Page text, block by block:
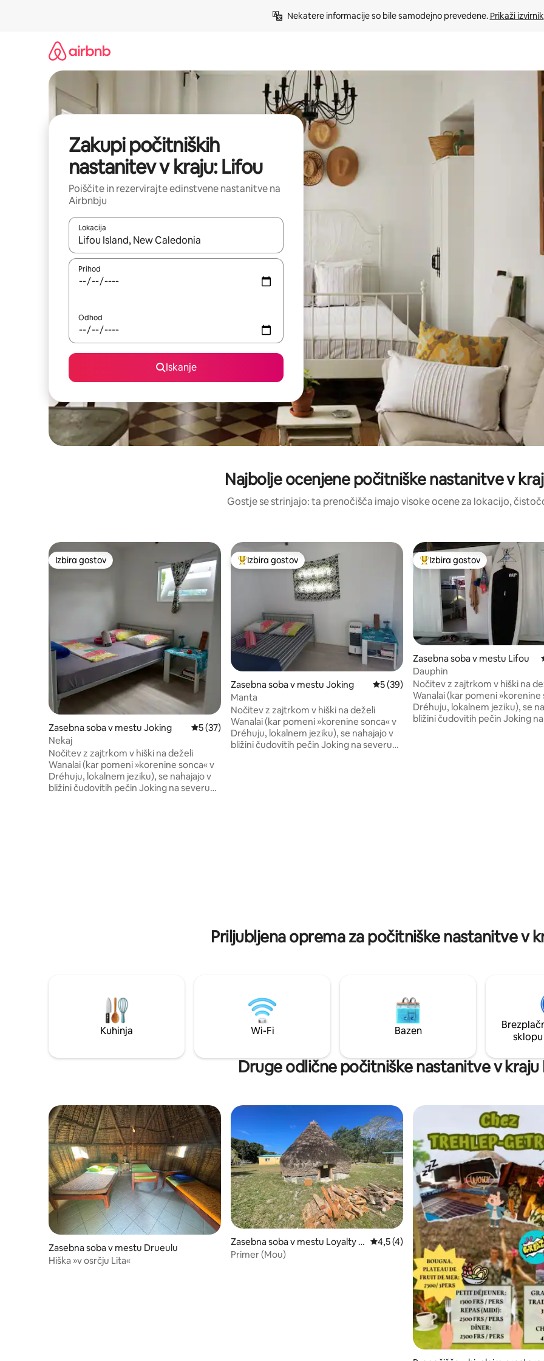
Nekatere informacije so bile samodejno prevedene. Prikaži izvirnik
Zakupi počitniških
nastanitev v kraju: Lifou
Poiščite in rezervirajte edinstvene nastanitve na
Airbnbju
Lokacija
Ko so rezultati na voljo, krmarite s puščičnima tipkama gor in dol ali pa raziskujte z dotikom ali podrsljajem.
Prihod
Odhod
Iskanje
Najbolje ocenjene počitniške nastanitve v
Gostje se strinjajo: ta prenočišča imajo visoke ocene za lokacijo,
Izbira gostov
Izbira gostov
Zasebna soba v mestu Joking Povprečna ocena: 5 od 5, št. mnenj: 37
5 (37)
Nekaj
Nočitev z zajtrkom v hiški na deželi
Wanalai (kar pomeni »korenine sonca« v
Dréhuju, lokalnem jeziku), se nahajajo v
bližini čudovitih pečin Joking na severu
Najbolj priljubljena prenočišča z značko »Izbira gostov«
Izbira gostov
Zasebna soba v mestu Joking Povprečna ocena: 5 od 5, št. mnenj: 39
5 (39)
Manta
Nočitev z zajtrkom v hiški na deželi
Wanalai (kar pomeni »korenine sonca« v
Dréhuju, lokalnem jeziku), se nahajajo v
bližini čudovitih pečin Joking na severu
Najbolj priljubljena prenočišča
Izbira gostov
Zasebna soba v mestu Lifou
Dauphin
Nočitev z zajtrkom v hiški na
Wanalai (kar pomeni »korenine
Dréhuju, lokalnem jeziku), se
bližini čudovitih pečin Joking
Priljubljena oprema za počitniške nastanitve v
Kuhinja Wi-Fi Bazen
Druge odlične počitniške nastanitve v kraju
Zasebna soba v mestu Drueulu
Hiška »v osrčju Lita«
Zasebna soba v mestu Loyalty Is
lands Province
Povprečna ocena: 4,5 od 5, št. mnenj: 4
4,5 (4)
Primer (Mou)